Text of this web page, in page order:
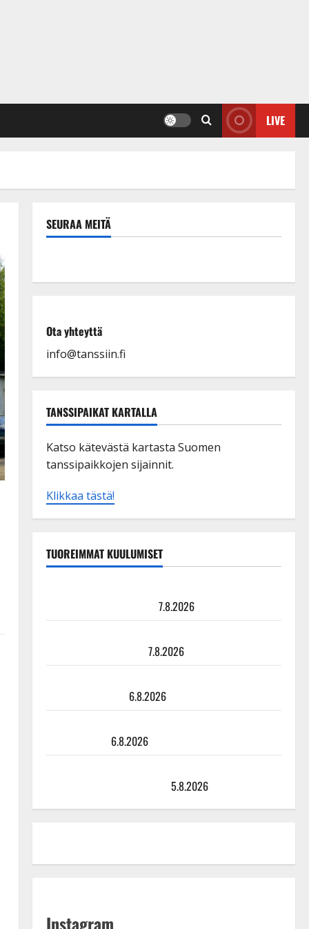
LIVE
SEURAA MEITÄ
Ota yhteyttä
info@tanssiin.fi
TANSSIPAIKAT KARTALLA
Katso kätevästä kartasta Suomen
tanssipaikkojen sijainnit.
Klikkaa tästä!
TUOREIMMAT KUULUMISET
7.8.2026
7.8.2026
6.8.2026
6.8.2026
5.8.2026
Instagram